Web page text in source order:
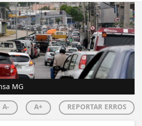
MG
A- A+ REPORTAR ERROS